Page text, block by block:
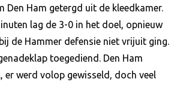
Den Ham getergd uit de kleedkamer.
lag de 3-0 in het doel, opnieuw
de Hammer defensie niet vrijuit ging.
toegediend. Den Ham
er werd volop gewisseld, doch veel